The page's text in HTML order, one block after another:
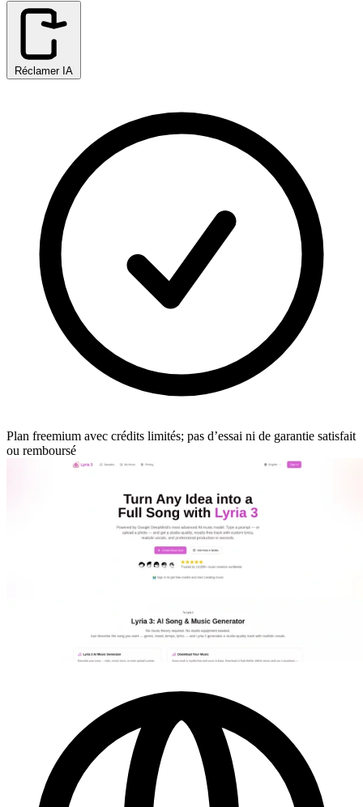
Réclamer IA
Plan freemium avec crédits limités; pas d’essai ni de garantie satisfait
ou remboursé